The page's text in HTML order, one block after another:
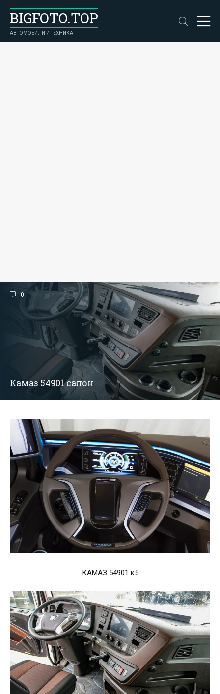
BIGFOTO.TOP
АВТОМОБИЛИ И ТЕХНИКА
0
Камаз 54901 салон
КАМАЗ 54901 к5